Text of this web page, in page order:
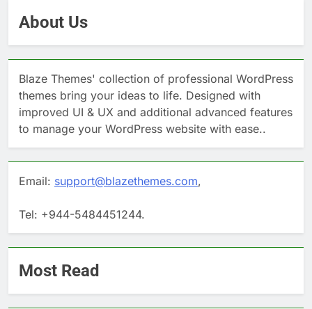
About Us
Blaze Themes' collection of professional WordPress
themes bring your ideas to life. Designed with
improved UI & UX and additional advanced features
to manage your WordPress website with ease..
Email: support@blazethemes.com,
Tel: +944-5484451244.
Most Read